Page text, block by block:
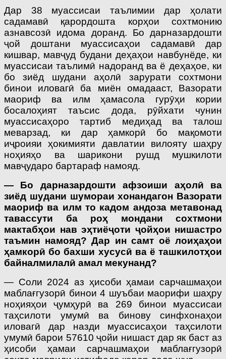
Дар 38 муассисаи таълимии дар ҳолати
садамавӣ қарордошта корҳои сохтмонию
азнавсозӣ идома доранд. Бо дарназардошти
ҷой доштани муассисаҳои садамавӣ дар
кишвар, мавҷуд будани деҳаҳои навбунёде, ки
муассисаи таълимӣ надоранд ва ё деҳаҳое, ки
бо зиёд шудани аҳолӣ зарурати сохтмони
бинои иловагӣ ба миён омадааст, Вазорати
маориф ва илм ҳамасола гурӯҳи кории
босалоҳият таъсис дода, рӯйхати чунин
муассисаҳоро тартиб медиҳад ва талош
меварзад, ки дар ҳамкорӣ бо мақомоти
иҷроияи ҳокимияти давлатии вилояту шаҳру
ноҳияҳо ва шарикони рушд мушкилоти
мавҷударо бартараф намояд.
— Бо дарназардошти афзоиши аҳолӣ ва
зиёд шудани шумораи хонандагон Вазорати
маориф ва илм то кадом андоза метавонад
тавассути ба роҳ мондани сохтмони
мактабҳои нав эҳтиёҷоти ҷойҳои нишастро
таъмин намояд? Дар ин самт оё лоиҳаҳои
ҳамкорӣ бо бахши хусусӣ ва ё ташкилотҳои
байналмилалӣ амал мекунанд?
— Соли 2024 аз ҳисоби ҳамаи сарчашмаҳои
маблағгузорӣ бинои 4 шуъбаи маорифи шаҳру
ноҳияҳои ҷумҳурӣ ва 269 бинои муассисаи
таҳсилоти умумӣ ва бинову синфхонаҳои
иловагӣ дар назди муассисаҳои таҳсилоти
умумӣ барои 57610 ҷойи нишаст дар як баст аз
ҳисоби ҳамаи сарчашмаҳои маблағгузорӣ